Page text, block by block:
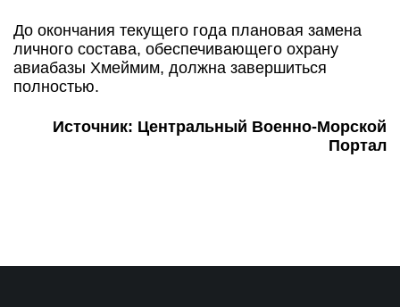
До окончания текущего года плановая замена
личного состава, обеспечивающего охрану
авиабазы Хмеймим, должна завершиться
полностью.
Источник: Центральный Военно-Морской
Портал